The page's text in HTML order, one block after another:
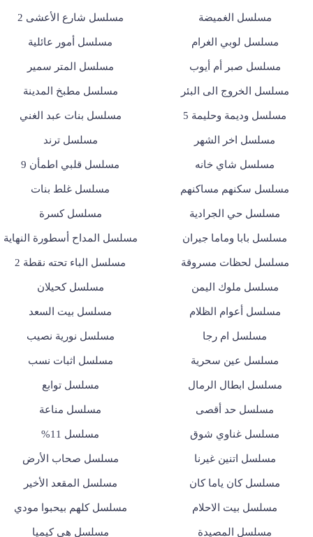
مسلسل الغميضة مسلسل شارع الأعشى 2
مسلسل لوبي الغرام مسلسل أمور عائلية
مسلسل صبر أم أيوب مسلسل المتر سمير
مسلسل الخروج الى البئر مسلسل مطبخ المدينة
مسلسل وديمة وحليمة 5 مسلسل بنات عبد الغني
مسلسل اخر الشهر مسلسل ترند
مسلسل شاي خانه مسلسل قلبي اطمأن 9
مسلسل سكنهم مساكنهم مسلسل غلط بنات
مسلسل حي الجرادية مسلسل كسرة
مسلسل بابا وماما جيران مسلسل المداح أسطورة النهاية
مسلسل لحظات مسروقة مسلسل الباء تحته نقطة 2
مسلسل ملوك اليمن مسلسل كحيلان
مسلسل أعوام الظلام مسلسل بيت السعد
مسلسل ام رجا مسلسل نورية نصيب
مسلسل عين سحرية مسلسل اثبات نسب
مسلسل ابطال الرمال مسلسل توابع
مسلسل حد أقصى مسلسل مناعة
مسلسل غناوي شوق مسلسل 11%
مسلسل اتنين غيرنا مسلسل صحاب الأرض
مسلسل كان ياما كان مسلسل المقعد الأخير
مسلسل بيت الاحلام مسلسل كلهم بيحبوا مودي
مسلسل المصيدة مسلسل هي كيميا